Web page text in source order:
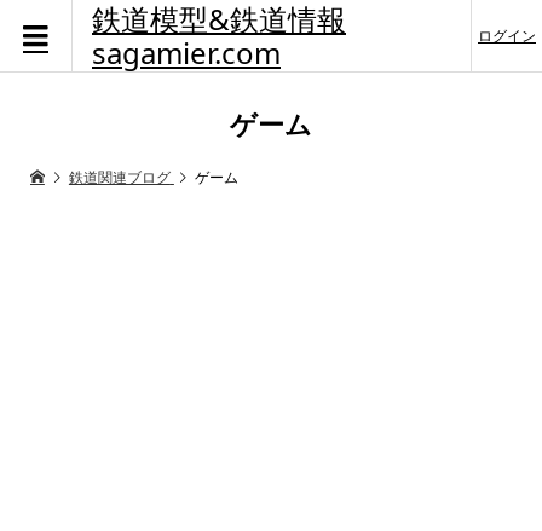
鉄道模型&鉄道情報
sagamier.com
ログイン
ゲーム
鉄道関連ブログ ゲーム